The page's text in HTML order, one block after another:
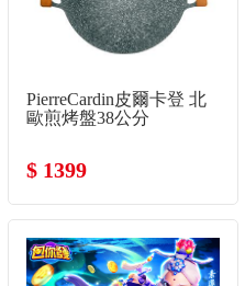
PierreCardin皮爾卡登 北
歐煎烤盤38公分
$ 1399